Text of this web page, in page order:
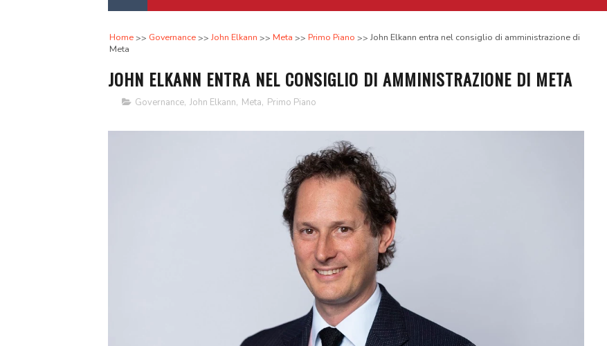
Home Governance John Elkann Meta Primo Piano
John Elkann entra nel consiglio di amministrazione di
Meta
JOHN ELKANN ENTRA NEL CONSIGLIO DI AMMINISTRAZIONE DI META
Governance, John Elkann, Meta, Primo Piano